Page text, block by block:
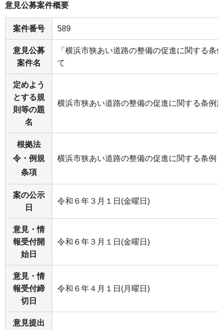
意見公募案件概要
案件番号 589
意見公募
案件名
「横浜市狭あい道路の整備の促進に関する条
て
定めよう
とする規
則等の題
名
横浜市狭あい道路の整備の促進に関する条例
根拠法
令・例規
条項
横浜市狭あい道路の整備の促進に関する条例
案の公示
日
令和６年３月１日(金曜日)
意見・情
報受付開
始日
令和６年３月１日(金曜日)
意見・情
報受付締
切日
令和６年４月１日(月曜日)
意見提出